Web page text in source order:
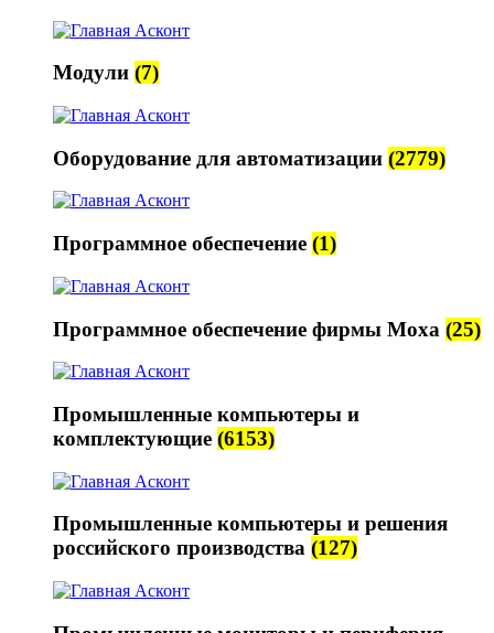
Модули (7)
Оборудование для автоматизации (2779)
Программное обеспечение (1)
Программное обеспечение фирмы Moxa (25)
Промышленные компьютеры и
комплектующие (6153)
Промышленные компьютеры и решения
российского производства (127)